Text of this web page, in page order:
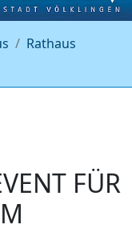
Rathaus
FÜR